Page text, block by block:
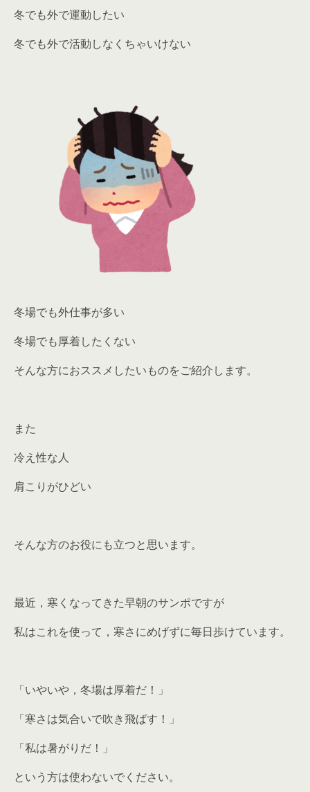
冬でも外で運動したい
冬でも外で活動しなくちゃいけない
冬場でも外仕事が多い
冬場でも厚着したくない
そんな方におススメしたいものをご紹介します。
また
冷え性な人
肩こりがひどい
そんな方のお役にも立つと思います。
最近，寒くなってきた早朝のサンポですが
私はこれを使って，寒さにめげずに毎日歩けています。
「いやいや，冬場は厚着だ！」
「寒さは気合いで吹き飛ばす！」
「私は暑がりだ！」
という方は使わないでください。